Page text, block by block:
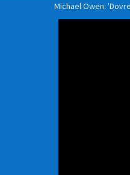
Michael Owen: